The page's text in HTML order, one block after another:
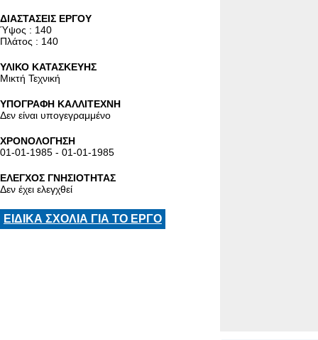
ΔΙΑΣΤΑΣΕΙΣ ΕΡΓΟΥ
Ύψος : 140
Πλάτος : 140
ΥΛΙΚΟ ΚΑΤΑΣΚΕΥΗΣ
Μικτή Τεχνική
ΥΠΟΓΡΑΦΗ ΚΑΛΛΙΤΕΧΝΗ
Δεν είναι υπογεγραμμένο
ΧΡΟΝΟΛΟΓΗΣΗ
01-01-1985 - 01-01-1985
ΕΛΕΓΧΟΣ ΓΝΗΣΙΟΤΗΤΑΣ
Δεν έχει ελεγχθεί
ΕΙΔΙΚΑ ΣΧΟΛΙΑ ΓΙΑ ΤΟ ΕΡΓΟ